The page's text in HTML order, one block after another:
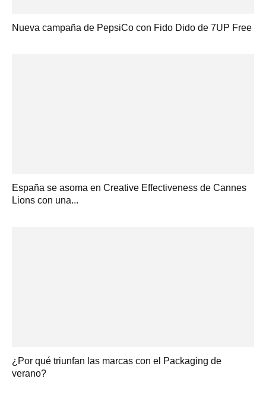
Nueva campaña de PepsiCo con Fido Dido de 7UP Free
España se asoma en Creative Effectiveness de Cannes
Lions con una...
¿Por qué triunfan las marcas con el Packaging de
verano?